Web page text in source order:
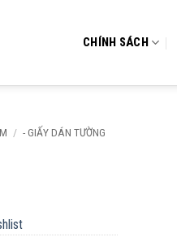
CHÍNH SÁCH
/ - GIẤY DÁN TƯỜNG